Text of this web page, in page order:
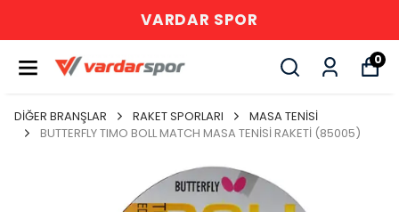
VARDAR SPOR
0
DİĞER BRANŞLAR RAKET SPORLARI
MASA TENİSİ
BUTTERFLY TIMO BOLL MATCH MASA TENİSİ RAKETİ (85005)